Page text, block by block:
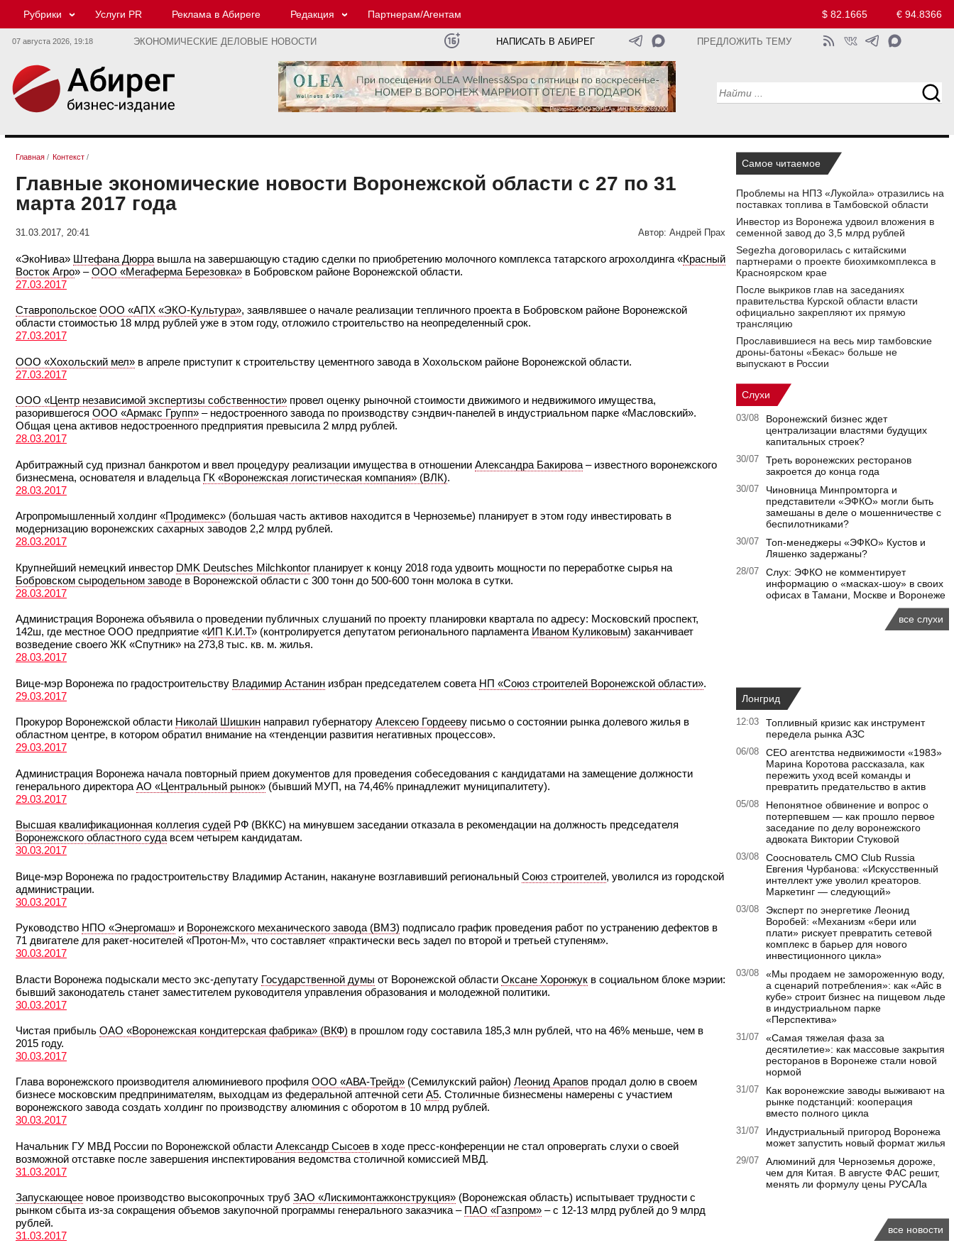
Рубрики Услуги PR Реклама в Абиреге Редакция Партнерам/Агентам $ 82.1665 € 94.8366
07 августа 2026, 19:18 ЭКОНОМИЧЕСКИЕ ДЕЛОВЫЕ НОВОСТИ НАПИСАТЬ В АБИРЕГ ПРЕДЛОЖИТЬ ТЕМУ
Главная / Контекст /
Главные экономические новости Воронежской области с 27 по 31
марта 2017 года
31.03.2017, 20:41 Автор: Андрей Прах
«ЭкоНива» Штефана Дюрра вышла на завершающую стадию сделки по приобретению молочного комплекса татарского агрохолдинга «Красный
Восток Агро» –ООО «Мегаферма Березовка» в Бобровском районе Воронежской области.
27.03.2017
Ставропольское ООО «АПХ «ЭКО-Культура», заявлявшее о начале реализации тепличного проекта в Бобровском районе Воронежской
области стоимостью 18 млрд рублей уже в этом году, отложило строительство на неопределенный срок.
27.03.2017
ООО «Хохольский мел» в апреле приступит к строительству цементного завода в Хохольском районе Воронежской области.
27.03.2017
ООО «Центр независимой экспертизы собственности» провел оценку рыночной стоимости движимого и недвижимого имущества,
разорившегося ООО «Армакс Групп» – недостроенного завода по производству сэндвич-панелей в индустриальном парке «Масловский».
Общая цена активов недостроенного предприятия превысила 2 млрд рублей.
28.03.2017
Арбитражный суд признал банкротом и ввел процедуру реализации имущества в отношении Александра Бакирова – известного воронежского
бизнесмена, основателя и владельца ГК «Воронежская логистическая компания» (ВЛК).
28.03.2017
Агропромышленный холдинг «Продимекс» (большая часть активов находится в Черноземье) планирует в этом году инвестировать в
модернизацию воронежских сахарных заводов 2,2 млрд рублей.
28.03.2017
Крупнейший немецкий инвестор DMK Deutsches Milchkontor планирует к концу 2018 года удвоить мощности по переработке сырья на
Бобровском сыродельном заводе в Воронежской области с 300 тонн до 500-600 тонн молока в сутки.
28.03.2017
Администрация Воронежа объявила о проведении публичных слушаний по проекту планировки квартала по адресу: Московский проспект,
142ш, где местное ООО предприятие «ИП К.И.Т» (контролируется депутатом регионального парламента Иваном Куликовым) заканчивает
возведение своего ЖК «Спутник» на 273,8 тыс. кв. м. жилья.
28.03.2017
Вице-мэр Воронежа по градостроительству Владимир Астанин избран председателем совета НП «Союз строителей Воронежской области».
29.03.2017
Прокурор Воронежской области Николай Шишкин направил губернатору Алексею Гордееву письмо о состоянии рынка долевого жилья в
областном центре, в котором обратил внимание на «тенденции развития негативных процессов».
29.03.2017
Администрация Воронежа начала повторный прием документов для проведения собеседования с кандидатами на замещение должности
генерального директора АО «Центральный рынок» (бывший МУП, на 74,46% принадлежит муниципалитету).
29.03.2017
Высшая квалификационная коллегия судей РФ (ВККС) на минувшем заседании отказала в рекомендации на должность председателя
Воронежского областного суда всем четырем кандидатам.
30.03.2017
Вице-мэр Воронежа по градостроительству Владимир Астанин, накануне возглавивший региональный Союз строителей, уволился из городской
администрации.
30.03.2017
Руководство НПО «Энергомаш» и Воронежского механического завода (ВМЗ) подписало график проведения работ по устранению дефектов в
71 двигателе для ракет-носителей «Протон-М», что составляет «практически весь задел по второй и третьей ступеням».
30.03.2017
Власти Воронежа подыскали место экс-депутату Государственной думы от Воронежской области Оксане Хоронжук в социальном блоке мэрии:
бывший законодатель станет заместителем руководителя управления образования и молодежной политики.
30.03.2017
Чистая прибыль ОАО «Воронежская кондитерская фабрика» (ВКФ) в прошлом году составила 185,3 млн рублей, что на 46% меньше, чем в
2015 году.
30.03.2017
Глава воронежского производителя алюминиевого профиля ООО «АВА-Трейд» (Семилукский район) Леонид Арапов продал долю в своем
бизнесе московским предпринимателям, выходцам из федеральной аптечной сети А5. Столичные бизнесмены намерены с участием
воронежского завода создать холдинг по производству алюминия с оборотом в 10 млрд рублей.
30.03.2017
Начальник ГУ МВД России по Воронежской области Александр Сысоев в ходе пресс-конференции не стал опровергать слухи о своей
возможной отставке после завершения инспектирования ведомства столичной комиссией МВД.
31.03.2017
Запускающее новое производство высокопрочных труб ЗАО «Лискимонтажконструкция» (Воронежская область) испытывает трудности с
рынком сбыта из-за сокращения объемов закупочной программы генерального заказчика – ПАО «Газпром» – с 12-13 млрд рублей до 9 млрд
рублей.
31.03.2017
Самое читаемое
Проблемы на НПЗ «Лукойла» отразились на
поставках топлива в Тамбовской области
Инвестор из Воронежа удвоил вложения в
семенной завод до 3,5 млрд рублей
Segezha договорилась с китайскими
партнерами о проекте биохимкомплекса в
Красноярском крае
После выкриков глав на заседаниях
правительства Курской области власти
официально закрепляют их прямую
трансляцию
Прославившиеся на весь мир тамбовские
дроны-батоны «Бекас» больше не
выпускают в России
Слухи
03/08
Воронежский бизнес ждет
централизации властями будущих
капитальных строек?
30/07
Треть воронежских ресторанов
закроется до конца года
30/07
Чиновница Минпромторга и
представители «ЭФКО» могли быть
замешаны в деле о мошенничестве с
беспилотниками?
30/07
Топ-менеджеры «ЭФКО» Кустов и
Ляшенко задержаны?
28/07
Слух: ЭФКО не комментирует
информацию о «масках-шоу» в своих
офисах в Тамани, Москве и Воронеже
все слухи
Лонгрид
12:03
Топливный кризис как инструмент
передела рынка АЗС
06/08
CEO агентства недвижимости «1983»
Марина Коротова рассказала, как
пережить уход всей команды и
превратить предательство в актив
05/08
Непонятное обвинение и вопрос о
потерпевшем — как прошло первое
заседание по делу воронежского
адвоката Виктории Стуковой
03/08
Сооснователь CMO Club Russia
Евгения Чурбанова: «Искусственный
интеллект уже уволил креаторов.
Маркетинг — следующий»
03/08
Эксперт по энергетике Леонид
Воробей: «Механизм «бери или
плати» рискует превратить сетевой
комплекс в барьер для нового
инвестиционного цикла»
03/08
«Мы продаем не замороженную воду,
а сценарий потребления»: как «Айс в
кубе» строит бизнес на пищевом льде
в индустриальном парке
«Перспектива»
31/07
«Самая тяжелая фаза за
десятилетие»: как массовые закрытия
ресторанов в Воронеже стали новой
нормой
31/07
Как воронежские заводы выживают на
рынке подстанций: кооперация
вместо полного цикла
31/07
Индустриальный пригород Воронежа
может запустить новый формат жилья
29/07
Алюминий для Черноземья дороже,
чем для Китая. В августе ФАС решит,
менять ли формулу цены РУСАЛа
все новости